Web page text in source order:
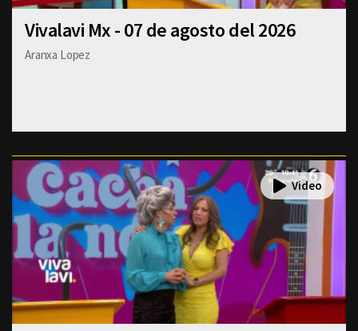
Vivalavi Mx - 07 de agosto del 2026
Aranxa Lopez